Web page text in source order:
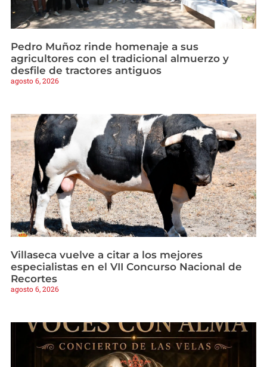
Pedro Muñoz rinde homenaje a sus
agricultores con el tradicional almuerzo y
desfile de tractores antiguos
agosto 6, 2026
Villaseca vuelve a citar a los mejores
especialistas en el VII Concurso Nacional de
Recortes
agosto 6, 2026